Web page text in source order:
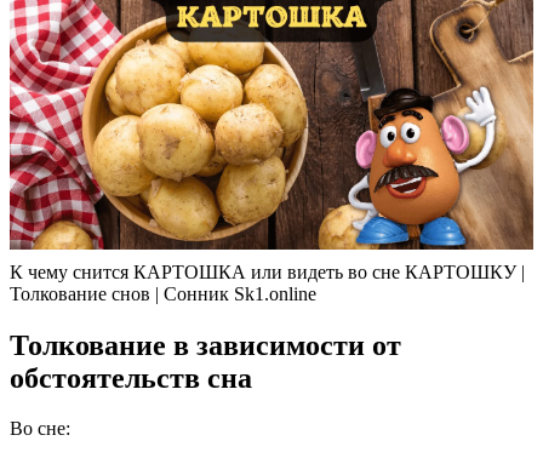
К чему снится КАРТОШКА или видеть во сне КАРТОШКУ |
Толкование снов | Сонник Sk1.online
Толкование в зависимости от
обстоятельств сна
Во сне: